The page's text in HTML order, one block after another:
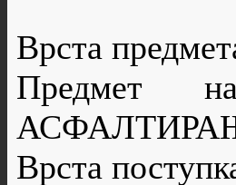
Врста
Предмет
Врста